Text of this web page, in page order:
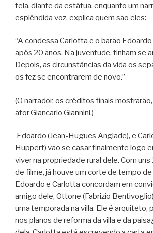
tela, diante da estátua, enquanto um
esplêndida voz, explica quem são eles:
“A condessa Carlotta e o barão
após 20 anos. Na juventude, tinham se
Depois, as circunstâncias da vida os
os fez se encontrarem de novo.”
(O narrador, os créditos finais
ator Giancarlo Giannini.)
Edoardo (Jean-Hugues Anglade), e
Huppert) vão se casar finalmente logo
viver na propriedade rural dele. Com
de filme, já houve um corte de tempo de
Edoardo e Carlotta concordam em
amigo dele, Ottone (Fabrizio
uma temporada na villa. Ele é arquiteto,
nos planos de reforma da villa e da